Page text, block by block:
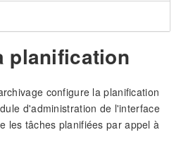
planification
configure la planification
d'administration de l'interface
les tâches planifiées par appel à